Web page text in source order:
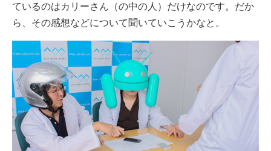
ているのはカリーさん（の中の人）だけなのです。だか
ら、その感想などについて聞いていこうかなと。